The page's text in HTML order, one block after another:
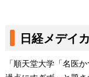
日経メデイ
「順天堂大学「名医